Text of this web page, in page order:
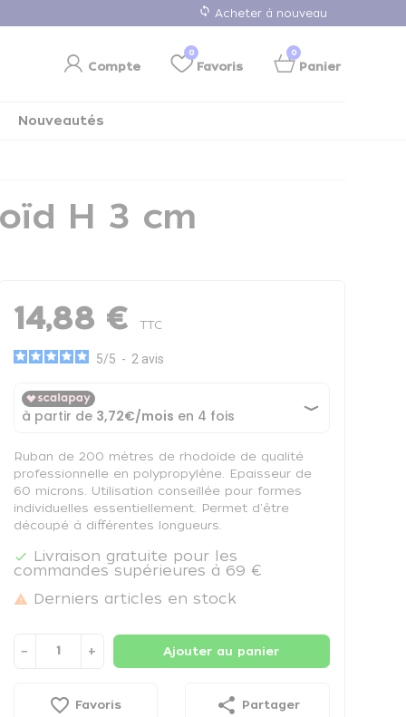
loop Acheter à nouveau
Compte
0
Favoris
0
Panier
Nouveautés
H 3 cm
14,88 € TTC
5/5 - 2 avis
Ruban de 200 mètres de rhodoïde de qualité
professionnelle en polypropylène. Epaisseur de
60 microns. Utilisation conseillée pour formes
individuelles essentiellement. Permet d'être
découpé à différentes longueurs.

Livraison gratuite pour les
commandes supérieures à 69 €
 Derniers articles en stock
− + Ajouter au panier
favorite_border Favoris share Partager